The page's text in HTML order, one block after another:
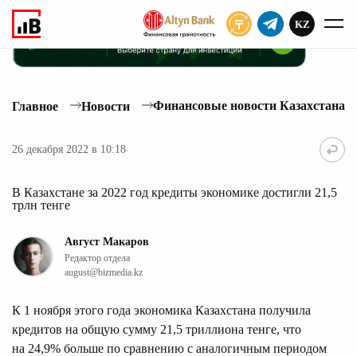
KZ
Главное Новости Финансовые новости Казахстана
26 декабря 2022 в 10:18
В Казахстане за 2022 год кредиты экономике достигли 21,5
трлн тенге
Август Макаров
Редактор отдела
august@bizmedia.kz
К 1 ноября этого года экономика Казахстана получила
кредитов на общую сумму 21,5 триллиона тенге, что
на 24,9% больше по сравнению с аналогичным периодом